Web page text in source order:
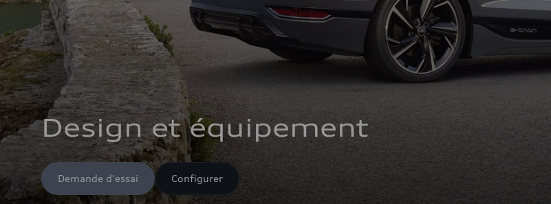
Design et équipement
Demande d'essai Configurer